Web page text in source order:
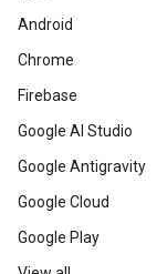
Android
Chrome
Firebase
Google AI Studio
Google Antigravity
Google Cloud
Google Play